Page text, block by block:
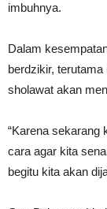
imbuhnya.
Dalam
berdzikir,
sholawat akan
“Karena sekarang
cara agar kita
begitu kita akan